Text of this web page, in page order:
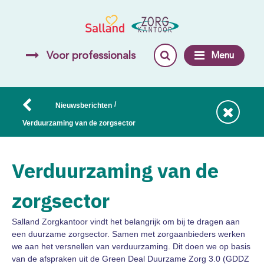
Voor professionals Menu
Nieuwsberichten /
Verduurzaming van de zorgsector
Verduurzaming van de
zorgsector
Salland Zorgkantoor vindt het belangrijk om bij te dragen aan
een duurzame zorgsector. Samen met zorgaanbieders werken
we aan het versnellen van verduurzaming. Dit doen we op basis
van de afspraken uit de Green Deal Duurzame Zorg 3.0 (GDDZ